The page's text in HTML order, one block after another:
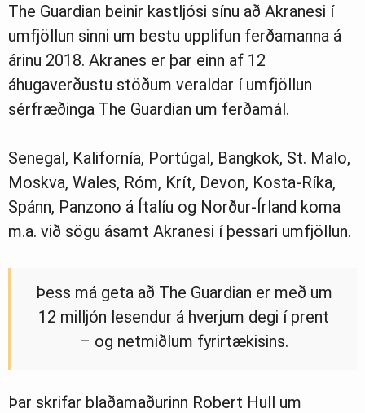
The Guardian beinir kastljósi sínu að Akranesi í
umfjöllun sinni um bestu upplifun ferðamanna á
árinu 2018. Akranes er þar einn af 12
áhugaverðustu stöðum veraldar í umfjöllun
sérfræðinga The Guardian um ferðamál.
Senegal, Kalifornía, Portúgal, Bangkok, St. Malo,
Moskva, Wales, Róm, Krít, Devon, Kosta-Ríka,
Spánn, Panzono á Ítalíu og Norður-Írland koma
m.a. við sögu ásamt Akranesi í þessari umfjöllun.
Þess má geta að The Guardian er með um
12 milljón lesendur á hverjum degi í prent
– og netmiðlum fyrirtækisins.
Þar skrifar blaðamaðurinn Robert Hull um